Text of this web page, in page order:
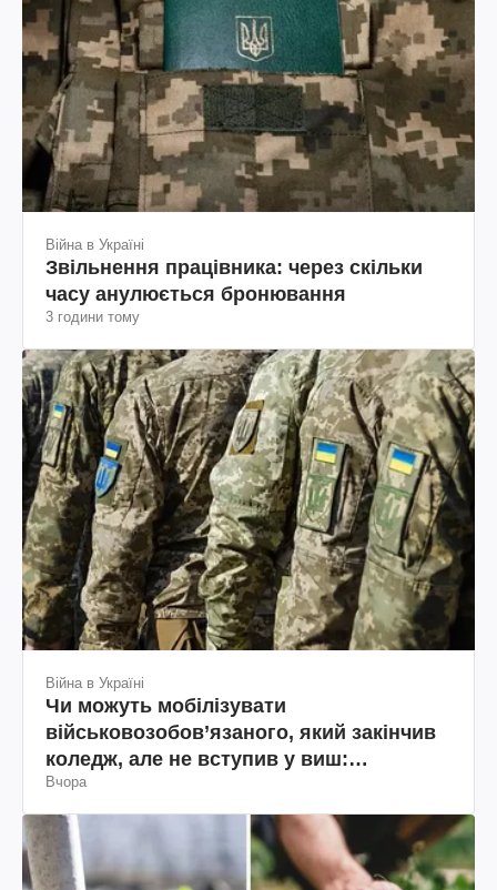
Війна в Україні
Звільнення працівника: через скільки
часу анулюється бронювання
3 години тому
Війна в Україні
Чи можуть мобілізувати
військовозобов’язаного, який закінчив
коледж, але не вступив у виш:
пояснення юриста
Вчора